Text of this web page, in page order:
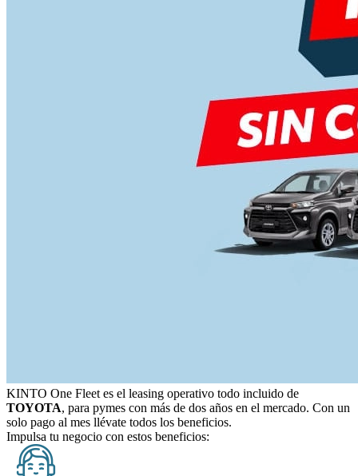
KINTO One Fleet es el leasing operativo todo incluido de
TOYOTA, para pymes con más de dos años en el mercado. Con un
solo pago al mes llévate todos los beneficios.
Impulsa tu negocio con estos beneficios: